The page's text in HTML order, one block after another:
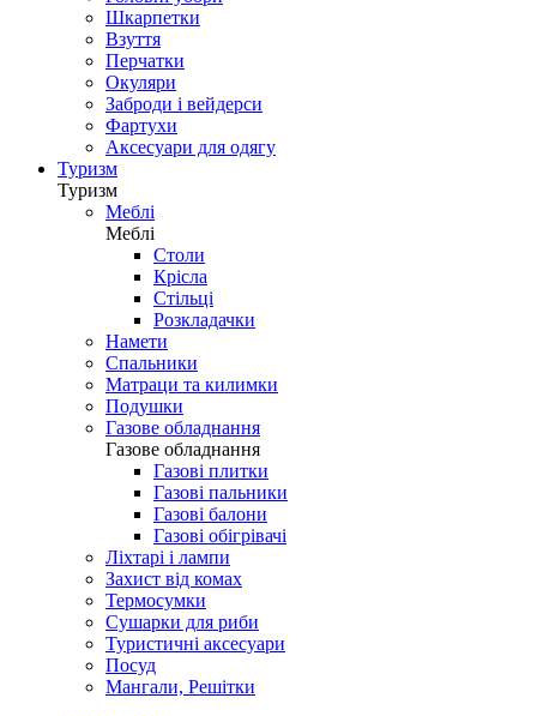
Шкарпетки
Взуття
Перчатки
Окуляри
Заброди і вейдерси
Фартухи
Аксесуари для одягу
Туризм
Туризм
Меблі
Меблі
Столи
Крісла
Стільці
Розкладачки
Намети
Спальники
Матраци та килимки
Подушки
Газове обладнання
Газове обладнання
Газові плитки
Газові пальники
Газові балони
Газові обігрівачі
Ліхтарі і лампи
Захист від комах
Термосумки
Сушарки для риби
Туристичні аксесуари
Посуд
Мангали, Решітки